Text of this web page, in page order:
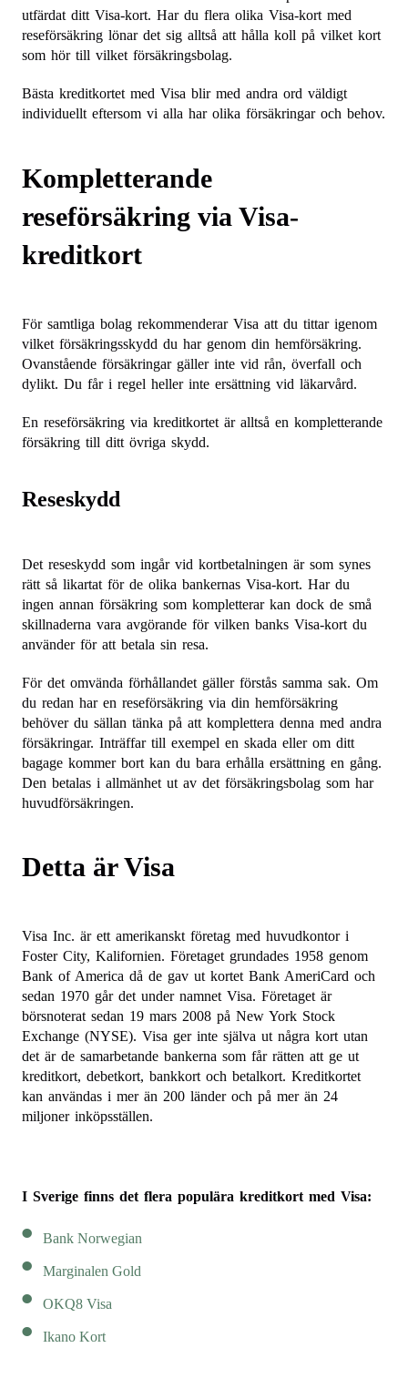
utfärdat ditt Visa-kort. Har du flera olika Visa-kort med
reseförsäkring lönar det sig alltså att hålla koll på vilket kort
som hör till vilket försäkringsbolag.
Bästa kreditkortet med Visa blir med andra ord väldigt
individuellt eftersom vi alla har olika försäkringar och behov.
Kompletterande
reseförsäkring via Visa-
kreditkort
För samtliga bolag rekommenderar Visa att du tittar igenom
vilket försäkringsskydd du har genom din hemförsäkring.
Ovanstående försäkringar gäller inte vid rån, överfall och
dylikt. Du får i regel heller inte ersättning vid läkarvård.
En reseförsäkring via kreditkortet är alltså en kompletterande
försäkring till ditt övriga skydd.
Reseskydd
Det reseskydd som ingår vid kortbetalningen är som synes
rätt så likartat för de olika bankernas Visa-kort. Har du
ingen annan försäkring som kompletterar kan dock de små
skillnaderna vara avgörande för vilken banks Visa-kort du
använder för att betala sin resa.
För det omvända förhållandet gäller förstås samma sak. Om
du redan har en reseförsäkring via din hemförsäkring
behöver du sällan tänka på att komplettera denna med andra
försäkringar. Inträffar till exempel en skada eller om ditt
bagage kommer bort kan du bara erhålla ersättning en gång.
Den betalas i allmänhet ut av det försäkringsbolag som har
huvudförsäkringen.
Detta är Visa
Visa Inc. är ett amerikanskt företag med huvudkontor i
Foster City, Kalifornien. Företaget grundades 1958 genom
Bank of America då de gav ut kortet Bank AmeriCard och
sedan 1970 går det under namnet Visa. Företaget är
börsnoterat sedan 19 mars 2008 på New York Stock
Exchange (NYSE). Visa ger inte själva ut några kort utan
det är de samarbetande bankerna som får rätten att ge ut
kreditkort, debetkort, bankkort och betalkort. Kreditkortet
kan användas i mer än 200 länder och på mer än 24
miljoner inköpsställen.
I Sverige finns det flera populära kreditkort med Visa:
Bank Norwegian
Marginalen Gold
OKQ8 Visa
Ikano Kort